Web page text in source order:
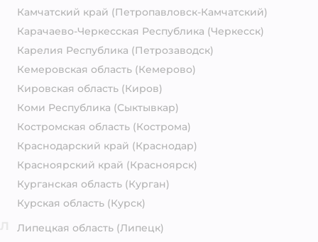
Камчатский край (Петропавловск-Камчатский)
Карачаево-Черкесская Республика (Черкесск)
Карелия Республика (Петрозаводск)
Кемеровская область (Кемерово)
Кировская область (Киров)
Коми Республика (Сыктывкар)
Костромская область (Кострома)
Краснодарский край (Краснодар)
Красноярский край (Красноярск)
Курганская область (Курган)
Курская область (Курск)
Липецкая область (Липецк)